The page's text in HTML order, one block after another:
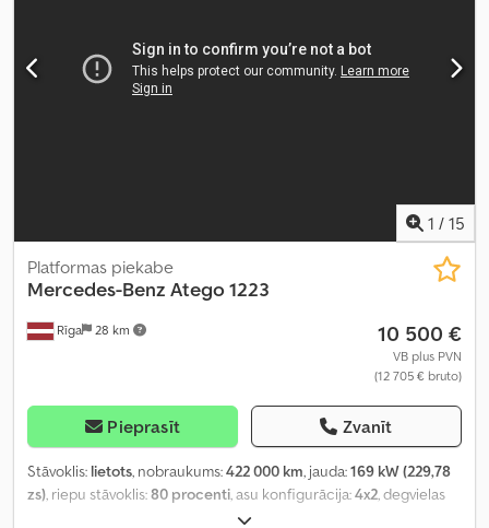
1 / 15
Rīga 28 km
Platformas piekabe
Mercedes-Benz Atego 1223
10 500 €
VB plus PVN
(12 705 € bruto)
Pieprasīt Zvanīt
Stāvoklis: lietots, nobraukums:422 000 km, jauda:169 kW (229,78
zs), riepu stāvoklis:80 procenti, asu konfigurācija:4x2, degvielas
retardētājs